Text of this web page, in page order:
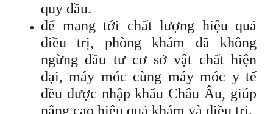
quy đầu.
để mang tới chất lượng hiệu quả
điều trị, phòng khám đã không
ngừng đầu tư cơ sở vật chất hiện
đại, máy móc cùng máy móc y tế
đều được nhập khẩu Châu Âu, giúp
nâng cao hiệu quả khám và điều trị.